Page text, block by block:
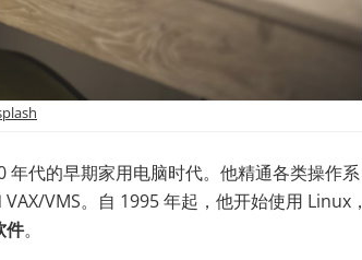
年代的早期家用电脑时代。他精通各类操作系
VMS。自 1995 年起，他开始使用 Linux，
件。